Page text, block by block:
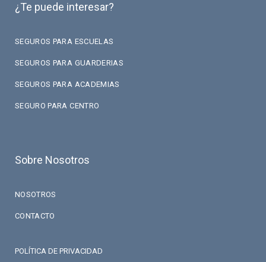
¿Te puede interesar?
SEGUROS PARA ESCUELAS
SEGUROS PARA GUARDERIAS
SEGUROS PARA ACADEMIAS
SEGURO PARA CENTRO
Sobre Nosotros
NOSOTROS
CONTACTO
POLÍTICA DE PRIVACIDAD